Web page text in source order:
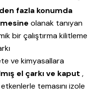
fazla konumda
olanak tanıyan
bir çalıştırma kilitleme
ve kimyasallara
el çarkı ve kaput ,
temasını izole